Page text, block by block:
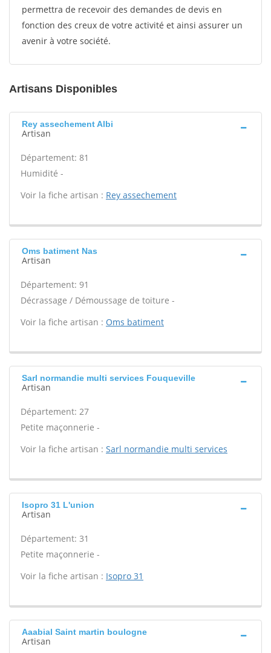
permettra de recevoir des demandes de devis en
fonction des creux de votre activité et ainsi assurer un
avenir à votre société.
Artisans Disponibles
Rey assechement Albi
Artisan
Département: 81
Humidité -
Voir la fiche artisan : Rey assechement
Oms batiment Nas
Artisan
Département: 91
Décrassage / Démoussage de toiture -
Voir la fiche artisan : Oms batiment
Sarl normandie multi services Fouqueville
Artisan
Département: 27
Petite maçonnerie -
Voir la fiche artisan : Sarl normandie multi services
Isopro 31 L'union
Artisan
Département: 31
Petite maçonnerie -
Voir la fiche artisan : Isopro 31
Aaabial Saint martin boulogne
Artisan